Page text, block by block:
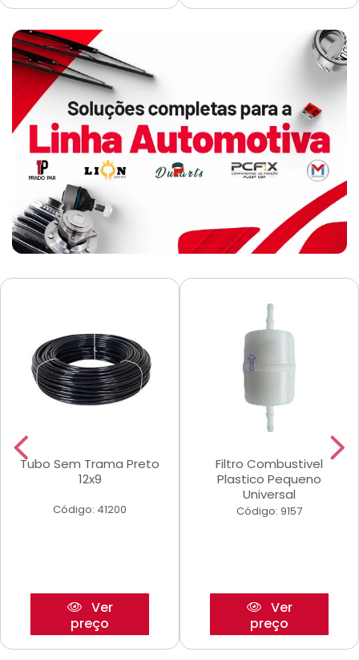
Tubo Sem Trama Preto
12x9
Código: 41200
Ver
preço
Filtro Combustivel
Plastico Pequeno
Universal
Código: 9157
Ver
preço